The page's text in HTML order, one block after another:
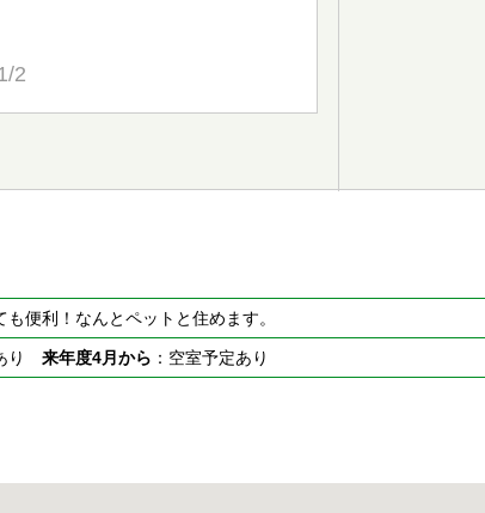
2
も便利！なんとペットと住めます。
り 来年度4月から ：空室予定あり